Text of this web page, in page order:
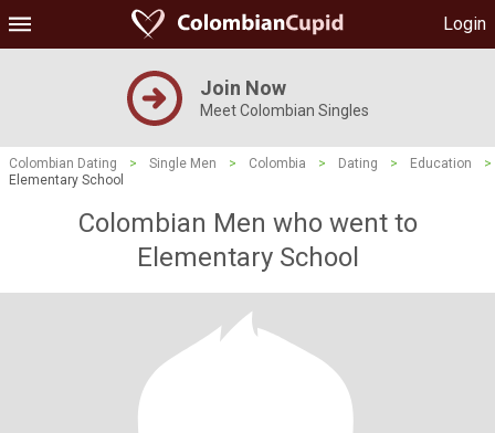
Login
Join Now
Meet Colombian Singles
Colombian Dating > Single Men > Colombia > Dating > Education
>
Elementary School
Colombian Men who went to
Elementary School